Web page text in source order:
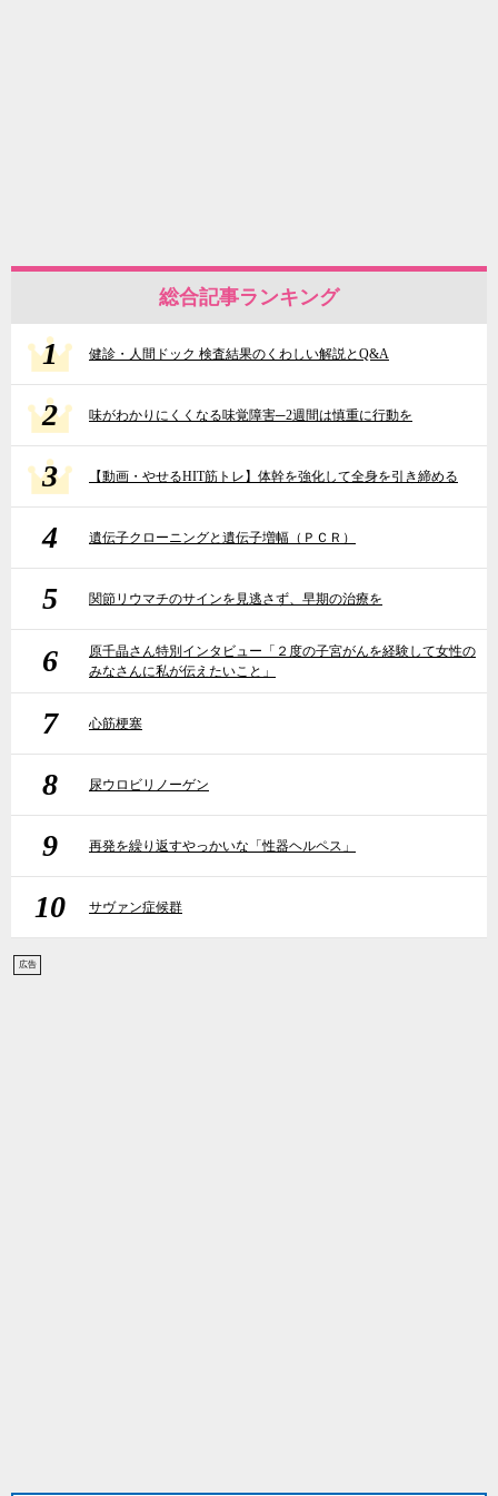
総合記事ランキング
1 健診・人間ドック 検査結果のくわしい解説とQ&A
2 味がわかりにくくなる味覚障害─2週間は慎重に行動を
3 【動画・やせるHIT筋トレ】体幹を強化して全身を引き締める
4 遺伝子クローニングと遺伝子増幅（ＰＣＲ）
5 関節リウマチのサインを見逃さず、早期の治療を
6
原千晶さん特別インタビュー「２度の子宮がんを経験して女性の
みなさんに私が伝えたいこと」
7 心筋梗塞
8 尿ウロビリノーゲン
9 再発を繰り返すやっかいな「性器ヘルペス」
10 サヴァン症候群
広告